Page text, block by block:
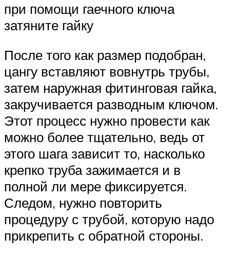
при помощи гаечного ключа
затяните гайку
После того как размер подобран,
цангу вставляют вовнутрь трубы,
затем наружная фитинговая гайка,
закручивается разводным ключом.
Этот процесс нужно провести как
можно более тщательно, ведь от
этого шага зависит то, насколько
крепко труба зажимается и в
полной ли мере фиксируется.
Следом, нужно повторить
процедуру с трубой, которую надо
прикрепить с обратной стороны.